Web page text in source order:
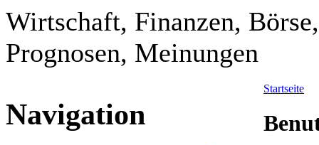
Wirtschaft, Finanzen,
Prognosen, Meinungen
Navigation
Startseite